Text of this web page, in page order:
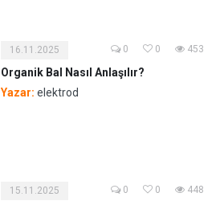
16.11.2025 0 0 453
Organik Bal Nasıl Anlaşılır?
Yazar: elektrod
15.11.2025 0 0 448